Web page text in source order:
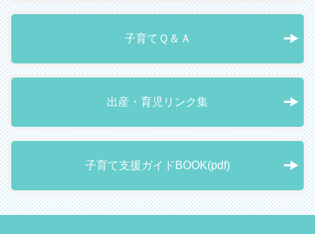
子育てＱ＆Ａ
出産・育児リンク集
子育て支援ガイドBOOK(pdf)